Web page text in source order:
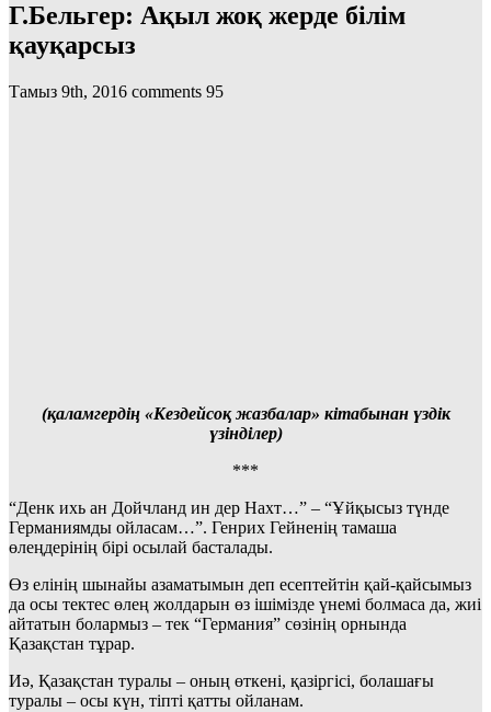
Г.Бельгер: Ақыл жоқ жерде білім
қауқарсыз
Тамыз 9th, 2016 comments 95
(қаламгердің «Кездейсоқ жазбалар» кітабынан үздік
үзінділер)
***
“Денк ихь ан Дойчланд ин дер Нахт…” – “Ұйқысыз түнде
Германиямды ойласам…”. Генрих Гейненің тамаша
өлеңдерінің бірі осылай басталады.
Өз елінің шынайы азаматымын деп есептейтін қай-қайсымыз
да осы тектес өлең жолдарын өз ішімізде үнемі болмаса да, жиі
айтатын болармыз – тек “Германия” сөзінің орнында
Қазақстан тұрар.
Иә, Қазақстан туралы – оның өткені, қазіргісі, болашағы
туралы – осы күн, тіпті қатты ойланам.